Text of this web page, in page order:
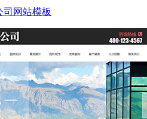
司网站模板